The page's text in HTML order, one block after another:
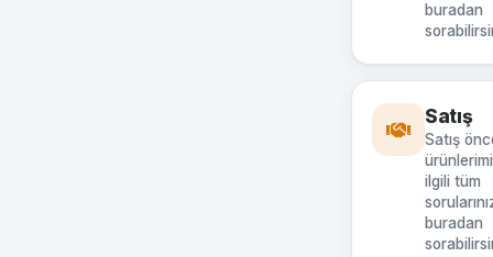
buradan
Satış
Satış
ilgili tüm
buradan